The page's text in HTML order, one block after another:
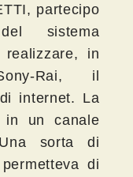
partecipo
sistema
in
Rai, il
internet. La
in un canale
sorta di
di